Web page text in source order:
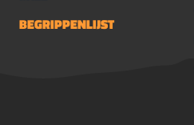
BEGRIPPENLIJST